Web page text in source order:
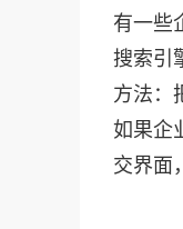
有一些
搜索引
方法：
如果企
交界面